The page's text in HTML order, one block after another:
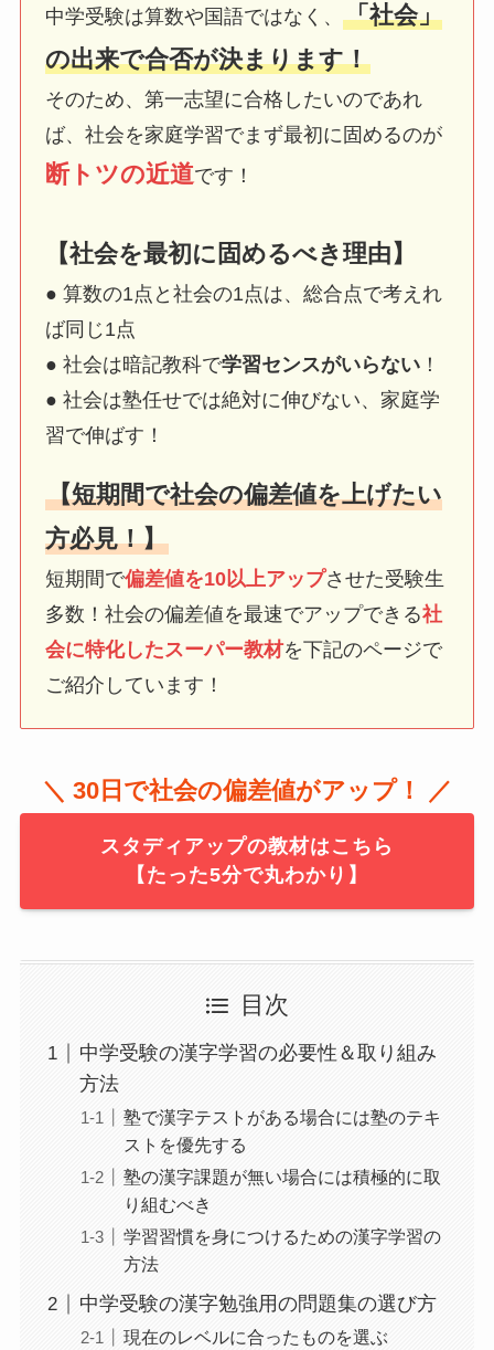
中学受験は算数や国語ではなく、「社会」
の出来で合否が決まります！
そのため、第一志望に合格したいのであれ
ば、社会を家庭学習でまず最初に固めるのが
断トツの近道です！
【社会を最初に固めるべき理由】
● 算数の1点と社会の1点は、総合点で考えれ
ば同じ1点
● 社会は暗記教科で学習センスがいらない ！
● 社会は塾任せでは絶対に伸びない、家庭学
習で伸ばす！
【短期間で社会の偏差値を上げたい
方必見！】
短期間で偏差値を10以上アップさせた受験生
多数！社会の偏差値を最速でアップできる社
会に特化したスーパー教材を下記のページで
ご紹介しています！
＼ 30日で社会の偏差値がアップ！ ／
スタディアップの教材はこちら
【たった5分で丸わかり】
目次
中学受験の漢字学習の必要性＆取り組み
方法
塾で漢字テストがある場合には塾のテキ
ストを優先する
塾の漢字課題が無い場合には積極的に取
り組むべき
学習習慣を身につけるための漢字学習の
方法
中学受験の漢字勉強用の問題集の選び方
現在のレベルに合ったものを選ぶ